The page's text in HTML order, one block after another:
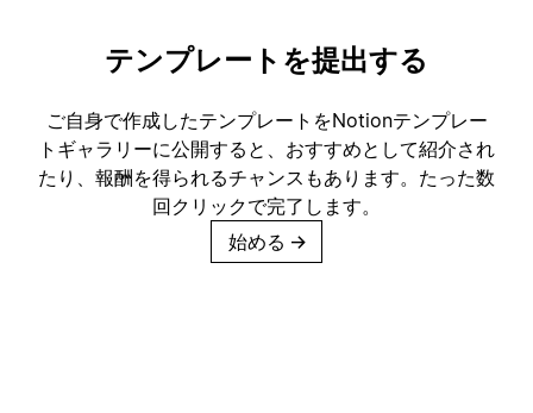
テンプレートを提出する
ご自身で作成したテンプレートをNotionテンプレー
トギャラリーに公開すると、おすすめとして紹介され
たり、報酬を得られるチャンスもあります。たった数
回クリックで完了します。
始める →